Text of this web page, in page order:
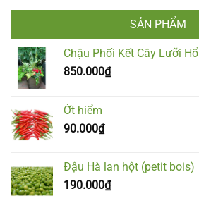
SẢN PHẨM
Chậu Phối Kết Cây Lưỡi Hổ
850.000₫
Ớt hiểm
90.000₫
Đậu Hà lan hột (petit bois)
190.000₫